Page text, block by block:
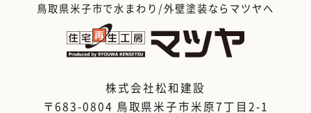
鳥取県米子市で水まわり/外壁塗装ならマツヤへ
株式会社松和建設
〒683-0804 鳥取県米子市米原7丁目2-1